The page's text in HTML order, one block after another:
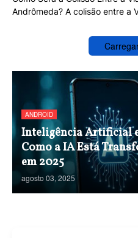
Andrômeda? A colisão entre a
ANDROID
Inteligência Artificial
Como a IA Está
em 2025
agosto 03, 2025